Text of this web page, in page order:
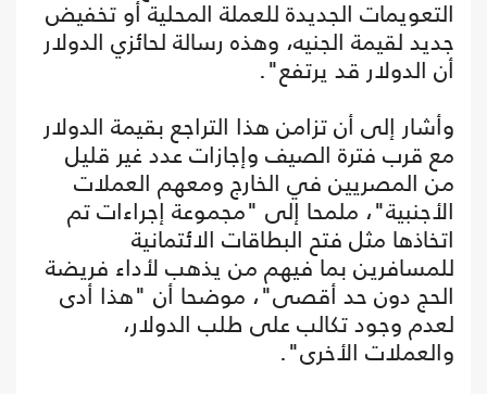
التعويمات الجديدة للعملة المحلية أو تخفيض
جديد لقيمة الجنيه، وهذه رسالة لحائزي الدولار
أن الدولار قد يرتفع".
وأشار إلى أن تزامن هذا التراجع بقيمة الدولار
مع قرب فترة الصيف وإجازات عدد غير قليل
من المصريين في الخارج ومعهم العملات
الأجنبية"، ملمحا إلى "مجموعة إجراءات تم
اتخاذها مثل فتح البطاقات الائتمانية
للمسافرين بما فيهم من يذهب لأداء فريضة
الحج دون حد أقصى"، موضحا أن "هذا أدى
لعدم وجود تكالب على طلب الدولار،
والعملات الأخرى".